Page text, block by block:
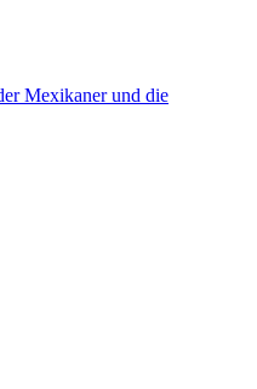
Mexikaner und die